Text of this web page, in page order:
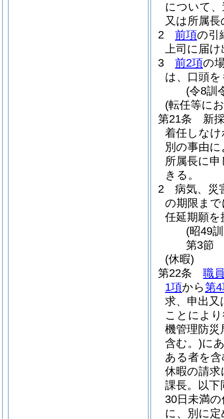
について
又は所属
2
前項の引
上司に届
3
前2項の
は、口頭
(令8訓
(転任等に
第21条
新
着任しな
別の事由
所属長に
きる。
2
病気、災
の期限ま
任延期願
(昭49
第3節
(休暇)
第22条
職
1項から第
求、申出
ことによ
機管理防災
含む。)に
ある者を
休暇の請
課長。以下
30日未満
に、別に